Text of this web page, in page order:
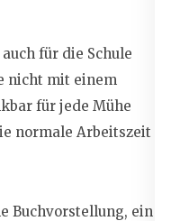
für die Schule
nicht mit einem
für jede Mühe
normale Arbeitszeit
Buchvorstellung, ein